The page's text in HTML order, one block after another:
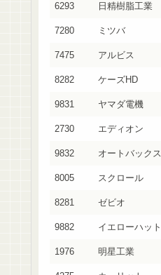
6293 日精樹脂工業
7280 ミツバ
7475 アルビス
8282 ケーズHD
9831 ヤマダ電機
2730 エディオン
9832 オートバックス
8005 スクロール
8281 ゼビオ
9882 イエローハット
1976 明星工業